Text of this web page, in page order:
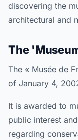
discovering the
architectural and
The
The « Musée de
of January 4,
It is awarded to
public interest
regarding